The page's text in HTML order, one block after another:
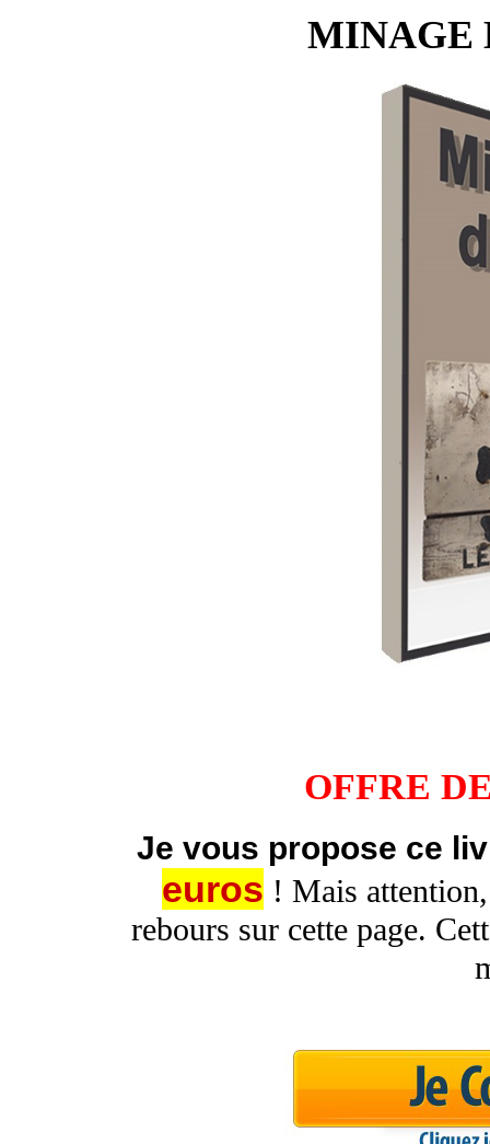
MINAGE
OFFRE
Je vous propose ce
euros ! Mais
rebours sur cette page.